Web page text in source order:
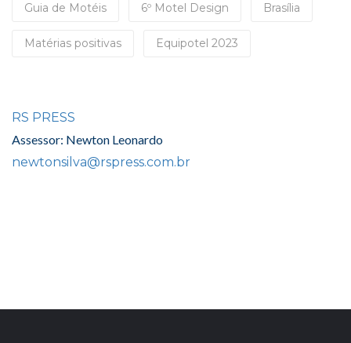
Guia de Motéis 6º Motel Design Brasília
Matérias positivas Equipotel 2023
RS PRESS
Assessor: Newton Leonardo
newtonsilva@rspress.com.br